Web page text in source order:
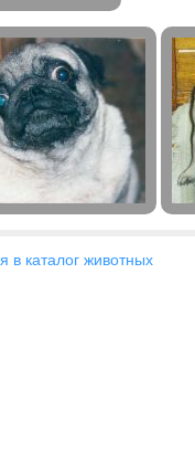
в каталог животных